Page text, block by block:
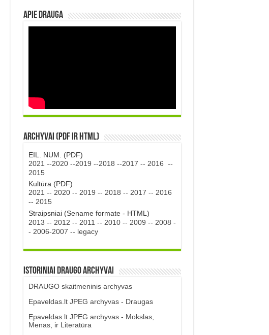
Apie DRAUGA
Archyvai (PDF ir HTML)
EIL. NUM. (PDF)
2021 --2020--2019 --2018 --2017 -- 2016 --
2015
Kultūra (PDF)
2021 -- 2020-- 2019 -- 2018 -- 2017 -- 2016
-- 2015
Straipsniai (Sename formate - HTML)
2013 -- 2012 -- 2011 -- 2010-- 2009 -- 2008 -
- 2006-2007 -- legacy
Istoriniai DRAUGO Archyvai
DRAUGO skaitmeninis archyvas
Epaveldas.lt JPEG archyvas - Draugas
Epaveldas.lt JPEG archyvas - Mokslas,
Menas, ir Literatūra